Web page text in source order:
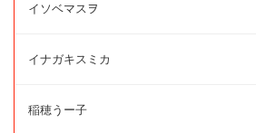
イソベマスヲ
イナガキスミカ
稲穂うー子